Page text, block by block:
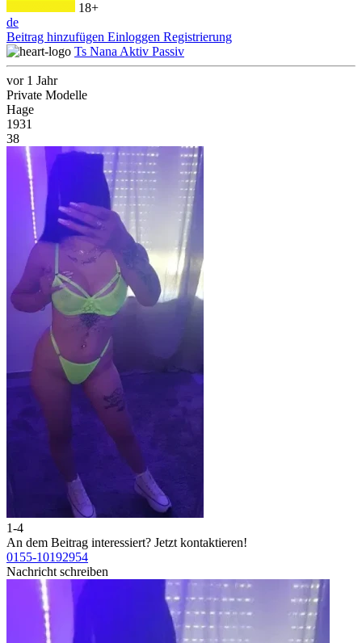
18+
de
Beitrag hinzufügen Einloggen Registrierung
Ts Nana Aktiv Passiv
vor 1 Jahr
Private Modelle
Hage
1931
38
1-4
An dem Beitrag interessiert? Jetzt kontaktieren!
0155-10192954
Nachricht schreiben